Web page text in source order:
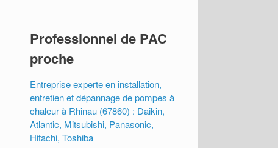
Professionnel de PAC
proche
Entreprise experte en installation,
entretien et dépannage de pompes à
chaleur à Rhinau (67860) : Daikin,
Atlantic, Mitsubishi, Panasonic,
Hitachi, Toshiba